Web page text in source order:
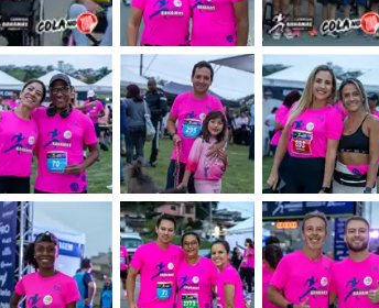
&nbsp; &nbsp;
&nbsp; &nbsp;